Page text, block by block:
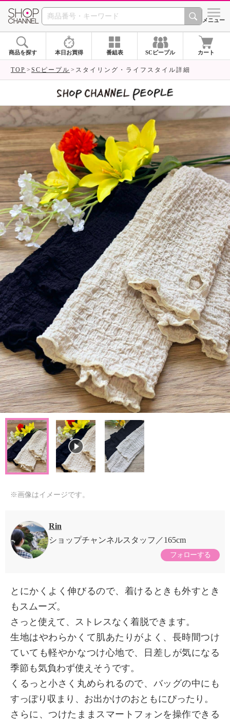
SHOP CHANNEL シメニュー
商品を探す 本日お買得 番組表 SCピープル カート
TOP SCピープル スタイリング・ライフスタイル詳細
※画像はイメージです。
Rin
ショップチャンネルスタッフ
165cm
フォローする
とにかくよく伸びるので、着けるときも外すとき
もスムーズ。
さっと使えて、ストレスなく着脱できます。
生地はやわらかくて肌あたりがよく、長時間つけ
ていても軽やかなつけ心地で、日差しが気になる
季節も気負わず使えそうです。
くるっと小さく丸められるので、バッグの中にも
すっぽり収まり、お出かけのおともにぴったり。
さらに、つけたままスマートフォンを操作できる